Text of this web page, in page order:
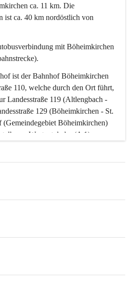
ca. 11 km. Die
ist ca. 40 km nordöstlich von
mit Böheimkirchen
ist der Bahnhof Böheimkirchen
110, welche durch den Ort führt,
Landesstraße 119 (Altlengbach -
129 (Böheimkirchen - St.
(Gemeindegebiet Böheimkirchen)
zur Westautobahn (A 1).
45 Minuten.
Naherholungsraum Wien sowie
St. Pölten. Viele Bauernhöfe hatten
bauten viele Wiener
Wegen des
haben viele Jagdpächter ihre
Sicht die bedeutendste
mit Wanderwegen durch
lädt dazu ein. Gefördert